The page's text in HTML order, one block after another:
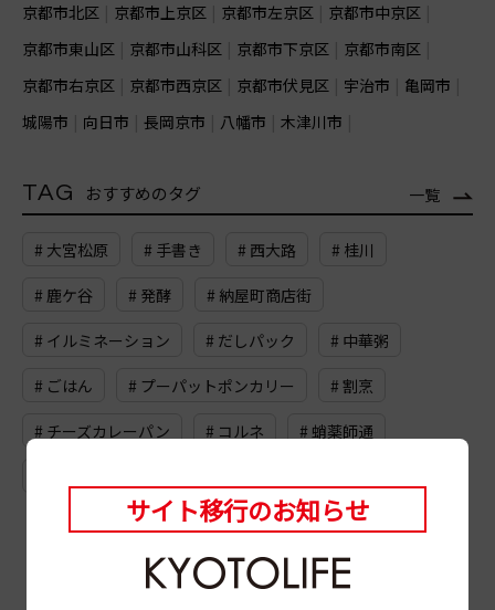
京都市北区 京都市上京区 京都市左京区
京都市中京区
京都市東山区
京都市山科区 京都市下京区
京都市南区
京都市右京区
京都市西京区 京都市伏見区 宇治市
亀岡市
城陽市
向日市 長岡京市 八幡市 木津川市
TAG おすすめのタグ 一覧
# 大宮松原 # 手書き # 西大路 # 桂川
# 鹿ケ谷 # 発酵 # 納屋町商店街
# イルミネーション # だしパック # 中華粥
# ごはん # プーパットポンカリー # 割烹
# チーズカレーパン # コルネ # 蛸薬師通
サイト移行のお知らせ